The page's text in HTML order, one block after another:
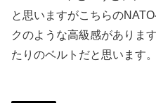
と思いますがこちらの
クのような高級感がありま
たりのベルトだと思います。